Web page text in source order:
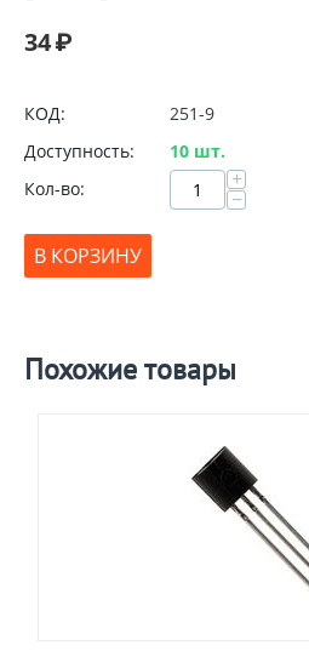
34₽
КОД:
251-9
Доступность:
10 шт.
Кол-во:
+
−
В КОРЗИНУ
Похожие товары